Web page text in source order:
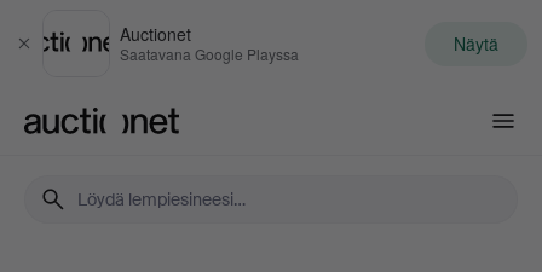
Sulje
Auctionet
Saatavana Google Playssa Näytä